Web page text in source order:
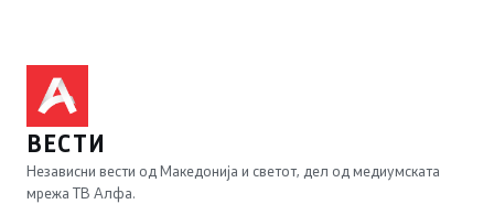
ВЕСТИ
Независни вести од Македонија и светот, дел од медиумската
мрежа ТВ Алфа.